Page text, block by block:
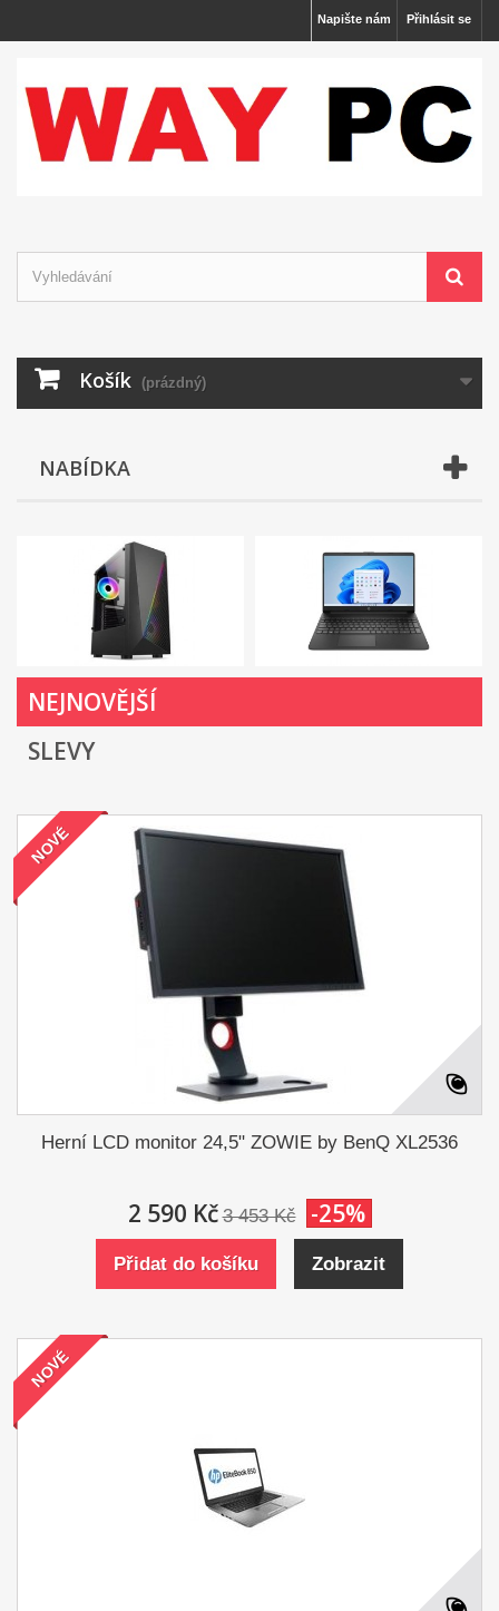
Přihlásit se
Napište nám
Košík (prázdný)
NABÍDKA
NEJNOVĚJŠÍ
SLEVY
NOVÉ
Herní LCD monitor 24,5" ZOWIE by BenQ XL2536
2 590 Kč 3 453 Kč -25%
Přidat do košíku Zobrazit
NOVÉ